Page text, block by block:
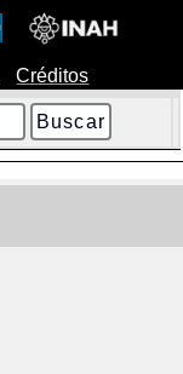
Créditos